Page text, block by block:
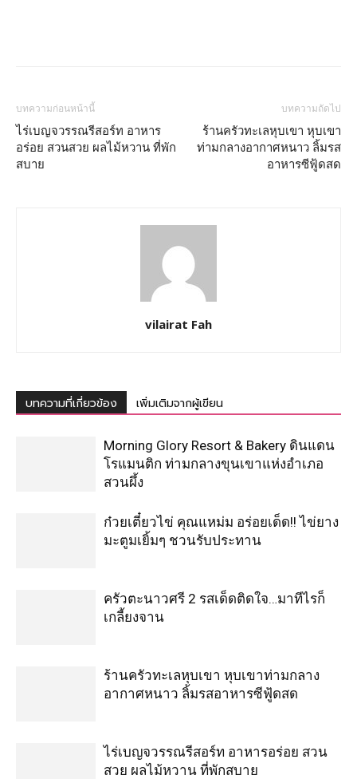
บทความก่อนหน้านี้
ไร่เบญจวรรณรีสอร์ท อาหาร
อร่อย สวนสวย ผลไม้หวาน ที่พัก
สบาย
บทความถัดไป
ร้านครัวทะเลหุบเขา หุบเขา
ท่ามกลางอากาศหนาว ลิ้มรส
อาหารซีฟู้ดสด
vilairat Fah
บทความที่เกี่ยวข้อง เพิ่มเติมจากผู้เขียน
Morning Glory Resort & Bakery ดินแดน
โรแมนติก ท่ามกลางขุนเขาแห่งอำเภอ
สวนผึ้ง
ก๋วยเตี๋ยวไข่ คุณแหม่ม อร่อยเด็ด!! ไข่ยาง
มะตูมเยิ้มๆ ชวนรับประทาน
ครัวตะนาวศรี 2 รสเด็ดติดใจ…มาทีไรก็
เกลี้ยงจาน
ร้านครัวทะเลหุบเขา หุบเขาท่ามกลาง
อากาศหนาว ลิ้มรสอาหารซีฟู้ดสด
ไร่เบญจวรรณรีสอร์ท อาหารอร่อย สวน
สวย ผลไม้หวาน ที่พักสบาย